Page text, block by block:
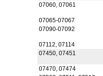
07060, 07061
07065-07067
07090-07092
07112, 07114
07450, 07451
07470, 07474